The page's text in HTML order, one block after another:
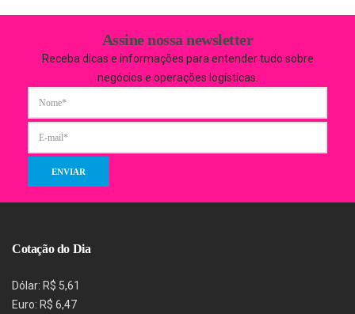
Assine nossa newsletter
Receba dicas e informações para entender tudo sobre
negócios e operações logísticas.
Cotação do Dia
Dólar: R$ 5,61
Euro: R$ 6,47